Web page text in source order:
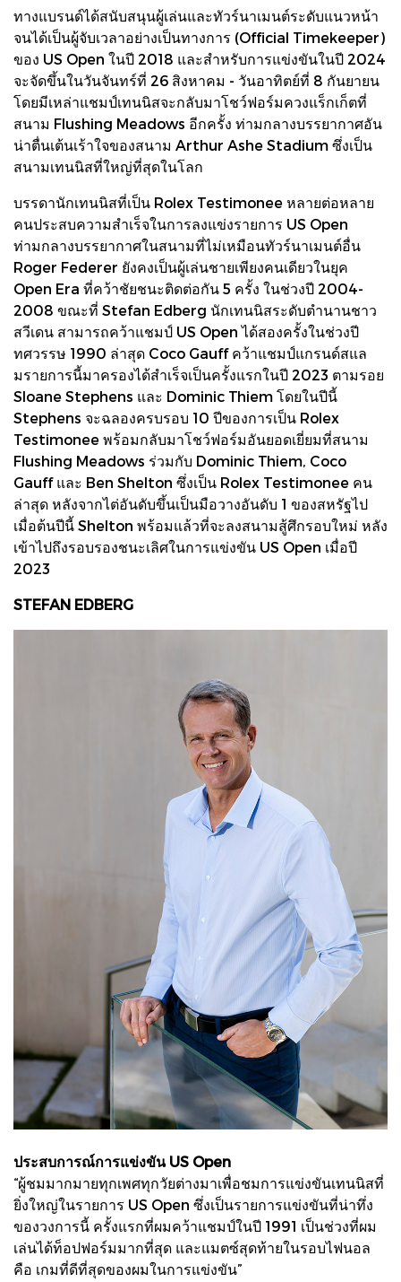
ทางแบรนด์ได้สนับสนุนผู้เล่นและทัวร์นาเมนต์ระดับแนวหน้า
จนได้เป็นผู้จับเวลาอย่างเป็นทางการ (Official Timekeeper)
ของ US Open ในปี 2018 และสำหรับการแข่งขันในปี 2024
จะจัดขึ้นในวันจันทร์ที่ 26 สิงหาคม - วันอาทิตย์ที่ 8 กันยายน
โดยมีเหล่าแชมป์เทนนิสจะกลับมาโชว์ฟอร์มควงแร็กเก็ตที่
สนาม Flushing Meadows อีกครั้ง ท่ามกลางบรรยากาศอัน
น่าตื่นเต้นเร้าใจของสนาม Arthur Ashe Stadium ซึ่งเป็น
สนามเทนนิสที่ใหญ่ที่สุดในโลก
บรรดานักเทนนิสที่เป็น Rolex Testimonee หลายต่อหลาย
คนประสบความสำเร็จในการลงแข่งรายการ US Open
ท่ามกลางบรรยากาศในสนามที่ไม่เหมือนทัวร์นาเมนต์อื่น
Roger Federer ยังคงเป็นผู้เล่นชายเพียงคนเดียวในยุค
Open Era ที่คว้าชัยชนะติดต่อกัน 5 ครั้ง ในช่วงปี 2004-
2008 ขณะที่ Stefan Edberg นักเทนนิสระดับตำนานชาว
สวีเดน สามารถคว้าแชมป์ US Open ได้สองครั้งในช่วงปี
ทศวรรษ 1990 ล่าสุด Coco Gauff คว้าแชมป์แกรนด์สแล
มรายการนี้มาครองได้สำเร็จเป็นครั้งแรกในปี 2023 ตามรอย
Sloane Stephens และ Dominic Thiem โดยในปีนี้
Stephens จะฉลองครบรอบ 10 ปีของการเป็น Rolex
Testimonee พร้อมกลับมาโชว์ฟอร์มอันยอดเยี่ยมที่สนาม
Flushing Meadows ร่วมกับ Dominic Thiem, Coco
Gauff และ Ben Shelton ซึ่งเป็น Rolex Testimonee คน
ล่าสุด หลังจากไต่อันดับขึ้นเป็นมือวางอันดับ 1 ของสหรัฐไป
เมื่อต้นปีนี้ Shelton พร้อมแล้วที่จะลงสนามสู้ศึกรอบใหม่ หลัง
เข้าไปถึงรอบรองชนะเลิศในการแข่งขัน US Open เมื่อปี
2023
STEFAN EDBERG
ประสบการณ์การแข่งขัน US Open
“ผู้ชมมากมายทุกเพศทุกวัยต่างมาเพื่อชมการแข่งขันเทนนิสที่
ยิ่งใหญ่ในรายการ US Open ซึ่งเป็นรายการแข่งขันที่น่าทึ่ง
ของวงการนี้ ครั้งแรกที่ผมคว้าแชมป์ในปี 1991 เป็นช่วงที่ผม
เล่นได้ท็อปฟอร์มมากที่สุด และแมตซ์สุดท้ายในรอบไฟนอล
คือ เกมที่ดีที่สุดของผมในการแข่งขัน”